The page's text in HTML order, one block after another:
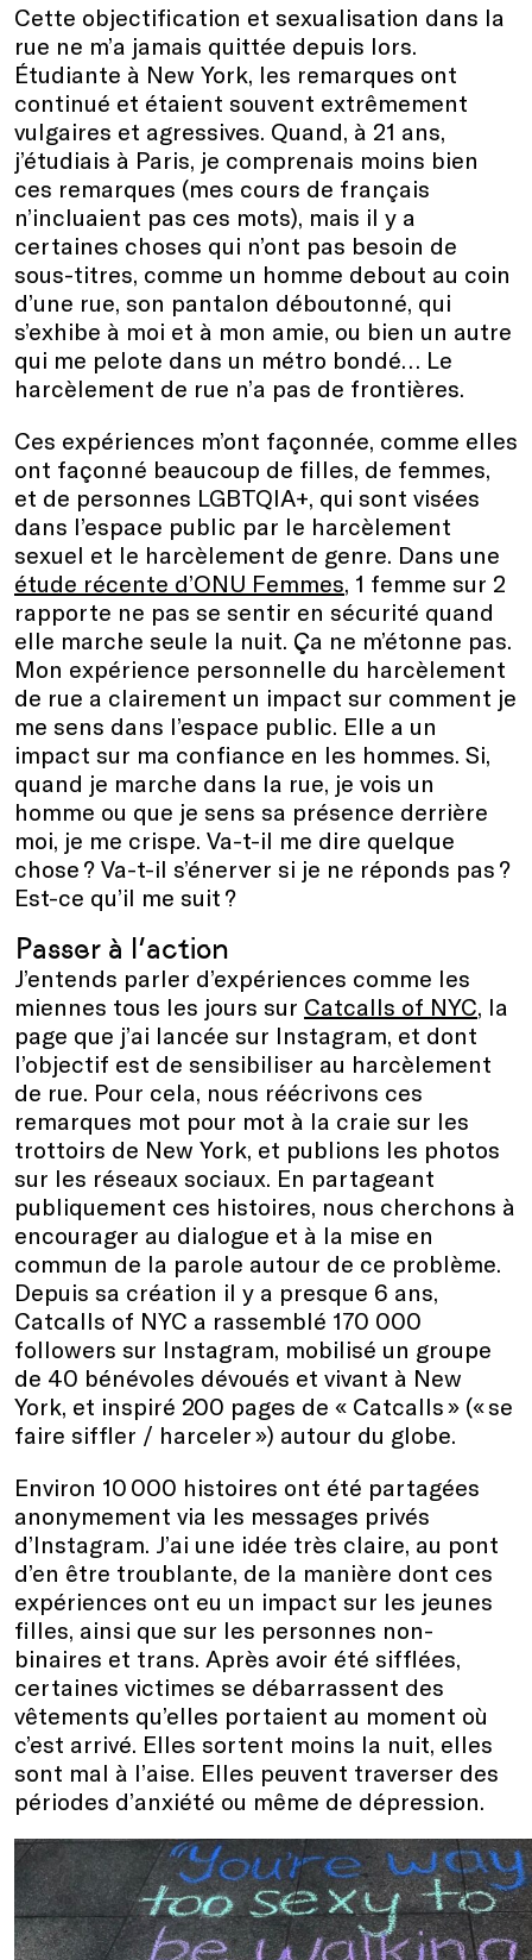
Cette objectification et sexualisation dans la
rue ne m’a jamais quittée depuis lors.
Étudiante à New York, les remarques ont
continué et étaient souvent extrêmement
vulgaires et agressives. Quand, à 21 ans,
j’étudiais à Paris, je comprenais moins bien
ces remarques (mes cours de français
n’incluaient pas ces mots), mais il y a
certaines choses qui n’ont pas besoin de
sous-titres, comme un homme debout au coin
d’une rue, son pantalon déboutonné, qui
s’exhibe à moi et à mon amie, ou bien un autre
qui me pelote dans un métro bondé… Le
harcèlement de rue n’a pas de frontières.
Ces expériences m’ont façonnée, comme elles
ont façonné beaucoup de filles, de femmes,
et de personnes LGBTQIA+, qui sont visées
dans l’espace public par le harcèlement
sexuel et le harcèlement de genre. Dans une
étude récente d’ONU Femmes, 1 femme sur 2
rapporte ne pas se sentir en sécurité quand
elle marche seule la nuit. Ça ne m’étonne pas.
Mon expérience personnelle du harcèlement
de rue a clairement un impact sur comment je
me sens dans l’espace public. Elle a un
impact sur ma confiance en les hommes. Si,
quand je marche dans la rue, je vois un
homme ou que je sens sa présence derrière
moi, je me crispe. Va-t-il me dire quelque
chose ? Va-t-il s’énerver si je ne réponds pas ?
Est-ce qu’il me suit ?
Passer à l’action
J’entends parler d’expériences comme les
miennes tous les jours sur Catcalls of NYC, la
page que j’ai lancée sur Instagram, et dont
l’objectif est de sensibiliser au harcèlement
de rue. Pour cela, nous réécrivons ces
remarques mot pour mot à la craie sur les
trottoirs de New York, et publions les photos
sur les réseaux sociaux. En partageant
publiquement ces histoires, nous cherchons à
encourager au dialogue et à la mise en
commun de la parole autour de ce problème.
Depuis sa création il y a presque 6 ans,
Catcalls of NYC a rassemblé 170 000
followers sur Instagram, mobilisé un groupe
de 40 bénévoles dévoués et vivant à New
York, et inspiré 200 pages de « Catcalls » (« se
faire siffler / harceler ») autour du globe.
Environ 10 000 histoires ont été partagées
anonymement via les messages privés
d’Instagram. J’ai une idée très claire, au pont
d’en être troublante, de la manière dont ces
expériences ont eu un impact sur les jeunes
filles, ainsi que sur les personnes non-
binaires et trans. Après avoir été sifflées,
certaines victimes se débarrassent des
vêtements qu’elles portaient au moment où
c’est arrivé. Elles sortent moins la nuit, elles
sont mal à l’aise. Elles peuvent traverser des
périodes d’anxiété ou même de dépression.